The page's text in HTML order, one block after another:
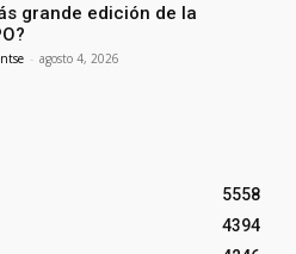
grande edición de la
- agosto 4, 2026
5558
4394